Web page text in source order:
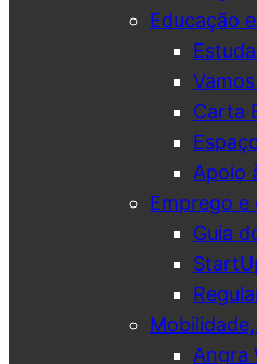
Educação
Carta
Apoio
Emprego e
Guia
Angra